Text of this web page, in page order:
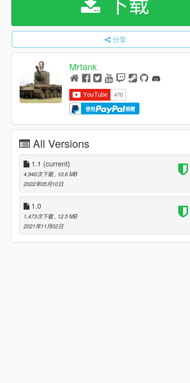
分享
Mrtank
使用 捐赠
All Versions
1.1 (current)
4,940次下载 , 10.6 MB
2022年05月10日
1.0
1,473次下载 , 12.5 MB
2021年11月02日